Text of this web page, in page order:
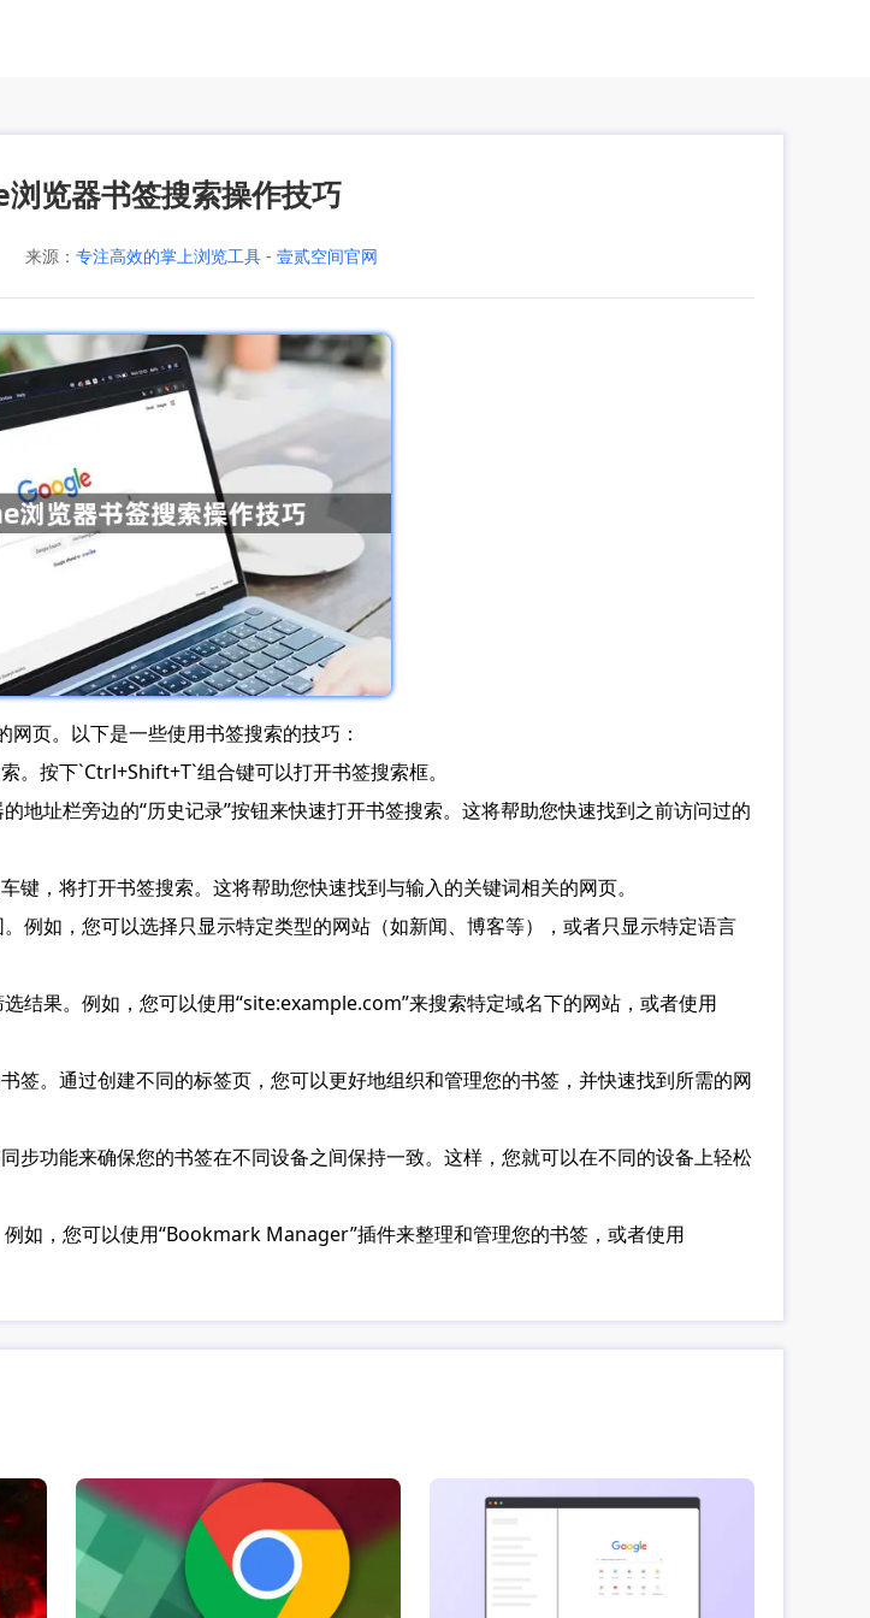
览器书签搜索操作技巧
来源： 专注高效的掌上浏览工具 - 壹贰空间官网
页。以下是一些使用书签搜索的技巧：
按下`Ctrl+Shift+T`组合键可以打开书签搜索框。
地址栏旁边的“历史记录”按钮来快速打开书签搜索。这将帮助您快速找到之前访问过的
，将打开书签搜索。这将帮助您快速找到与输入的关键词相关的网页。
例如，您可以选择只显示特定类型的网站（如新闻、博客等），或者只显示特定语言
结果。例如，您可以使用“site:example.com”来搜索特定域名下的网站，或者使用
。通过创建不同的标签页，您可以更好地组织和管理您的书签，并快速找到所需的网
功能来确保您的书签在不同设备之间保持一致。这样，您就可以在不同的设备上轻松
如，您可以使用“Bookmark Manager”插件来整理和管理您的书签，或者使用